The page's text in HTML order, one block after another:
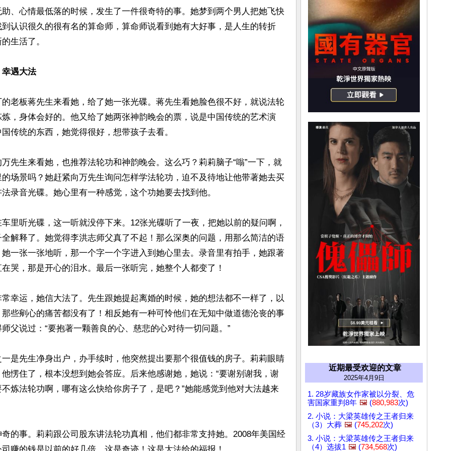
、心情最低落的时候，发生了一件很奇特的事。她梦到两个男人把她飞快
认识很久的很有名的算命师，算命师说看到她有大好事，是人生的转折
生活了。
遇大法
老板蒋先生来看她，给了她一张光碟。蒋先生看她脸色很不好，就说法轮
，身体会好的。他又给了她两张神韵晚会的票，说是中国传统的艺术演
传统的东西，她觉得很好，想带孩子去看。
先生来看她，也推荐法轮功和神韵晚会。这么巧？莉莉脑子“嗡”一下，就
场景吗？她赶紧向万先生询问怎样学法轮功，迫不及待地让他带著她去买
录音光碟。她心里有一种感觉，这个功她要去找到他。
里听光碟，这一听就没停下来。12张光碟听了一夜，把她以前的疑问啊，
解释了。她觉得李洪志师父真了不起！那么深奥的问题，用那么简洁的语
一张一张地听，那一个字一个字进入到她心里去。录音里有拍手，她跟著
哭，那是开心的泪水。最后一张听完，她整个人都变了！
幸运，她信大法了。先生跟她提起离婚的时候，她的想法都不一样了，以
些剜心的痛苦都没有了！相反她有一种可怜他们在无知中做道德沦丧的事
父说过：“要抱著一颗善良的心、慈悲的心对待一切问题。”
是先生净身出户，办手续时，他突然提出要那个很值钱的房子。莉莉眼睛
愣住了，根本没想到她会答应。后来他感谢她，她说：“要谢别谢我，谢
炼法轮功啊，哪有这么快给你房子了，是吧？”她能感觉到他对大法越来
的事。莉莉跟公司股东讲法轮功真相，他们都非常支持她。2008年美国经
近期最受欢迎的文章
2025年4月9日
1. 28岁藏族女作家被以分裂、危
害国家重判8年 🖼️ (880,983次)
2. 小说：大梁英雄传之王者归来
（3）大葬 🖼️ (745,202次)
3. 小说：大梁英雄传之王者归来
（4）选拔1 🖼️ (734,568次)